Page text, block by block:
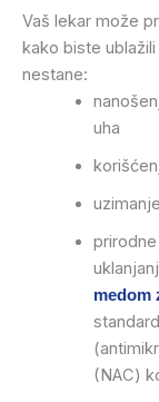
Vaš lekar može
kako biste
nestane:
uha
medom
(NAC)